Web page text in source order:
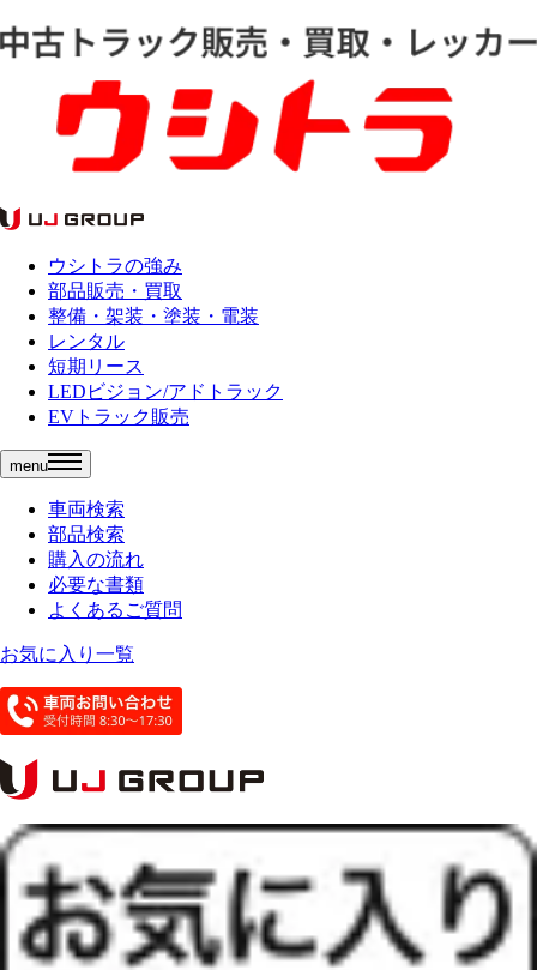
ウシトラの強み
部品販売・買取
整備・架装・塗装・電装
レンタル
短期リース
LEDビジョン/アドトラック
EVトラック販売
menu
車両検索
部品検索
購入の流れ
必要な書類
よくあるご質問
お気に入り一覧